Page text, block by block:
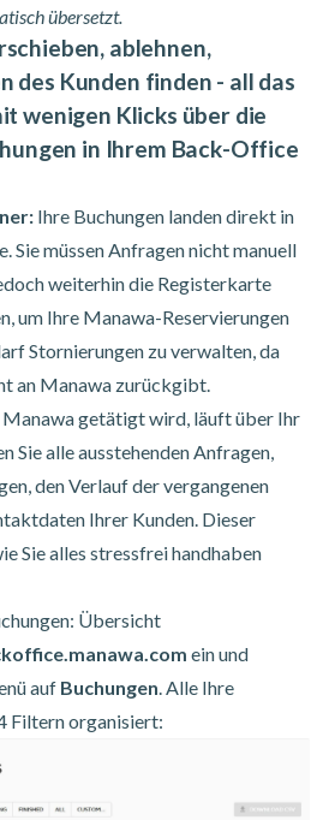
übersetzt.
ablehnen,
des Kunden finden - all das
wenigen Klicks über die
in Ihrem Back-Office
Ihre Buchungen landen direkt in
Sie müssen Anfragen nicht manuell
weiterhin die Registerkarte
um Ihre Manawa-Reservierungen
Stornierungen zu verwalten, da
an Manawa zurückgibt.
Manawa getätigt wird, läuft über Ihr
Sie alle ausstehenden Anfragen,
den Verlauf der vergangenen
Ihrer Kunden. Dieser
Sie alles stressfrei handhaben
Übersicht
ein und
auf Buchungen. Alle Ihre
Filtern organisiert: